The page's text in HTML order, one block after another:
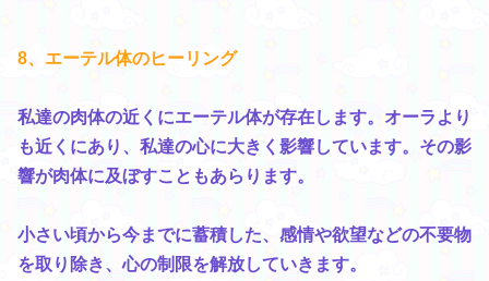
8、エーテル体のヒーリング
私達の肉体の近くにエーテル体が存在します。オーラより
も近くにあり、私達の心に大きく影響しています。その影
響が肉体に及ぼすこともあらります。
小さい頃から今までに蓄積した、感情や欲望などの不要物
を取り除き、心の制限を解放していきます。